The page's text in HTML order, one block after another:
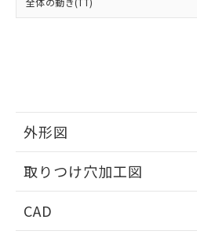
外形図
取りつけ穴加工図
CAD
※当社の共同利用者
EU RoHS指令（10物質）
物質の対応では、対応完
荷製品に未対応品が混在
既に当社にて対応品へ
していることから、特段
り、2022年1月12日より